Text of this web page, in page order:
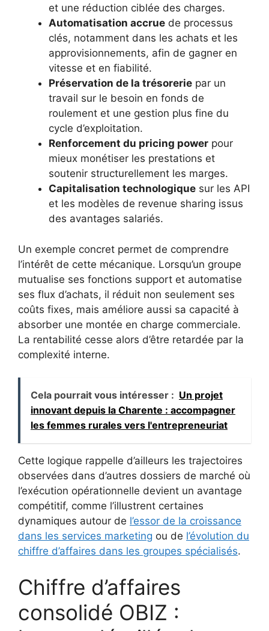
et une réduction ciblée des charges.
Automatisation accrue de processus
clés, notamment dans les achats et les
approvisionnements, afin de gagner en
vitesse et en fiabilité.
Préservation de la trésorerie par un
travail sur le besoin en fonds de
roulement et une gestion plus fine du
cycle d’exploitation.
Renforcement du pricing power pour
mieux monétiser les prestations et
soutenir structurellement les marges.
Capitalisation technologique sur les API
et les modèles de revenue sharing issus
des avantages salariés.
Un exemple concret permet de comprendre
l’intérêt de cette mécanique. Lorsqu’un groupe
mutualise ses fonctions support et automatise
ses flux d’achats, il réduit non seulement ses
coûts fixes, mais améliore aussi sa capacité à
absorber une montée en charge commerciale.
La rentabilité cesse alors d’être retardée par la
complexité interne.
Cela pourrait vous intéresser : Un projet
innovant depuis la Charente : accompagner
les femmes rurales vers l'entrepreneuriat
Cette logique rappelle d’ailleurs les trajectoires
observées dans d’autres dossiers de marché où
l’exécution opérationnelle devient un avantage
compétitif, comme l’illustrent certaines
dynamiques autour de l’essor de la croissance
dans les services marketing ou de l’évolution du
chiffre d’affaires dans les groupes spécialisés.
Chiffre d’affaires
consolidé OBIZ :